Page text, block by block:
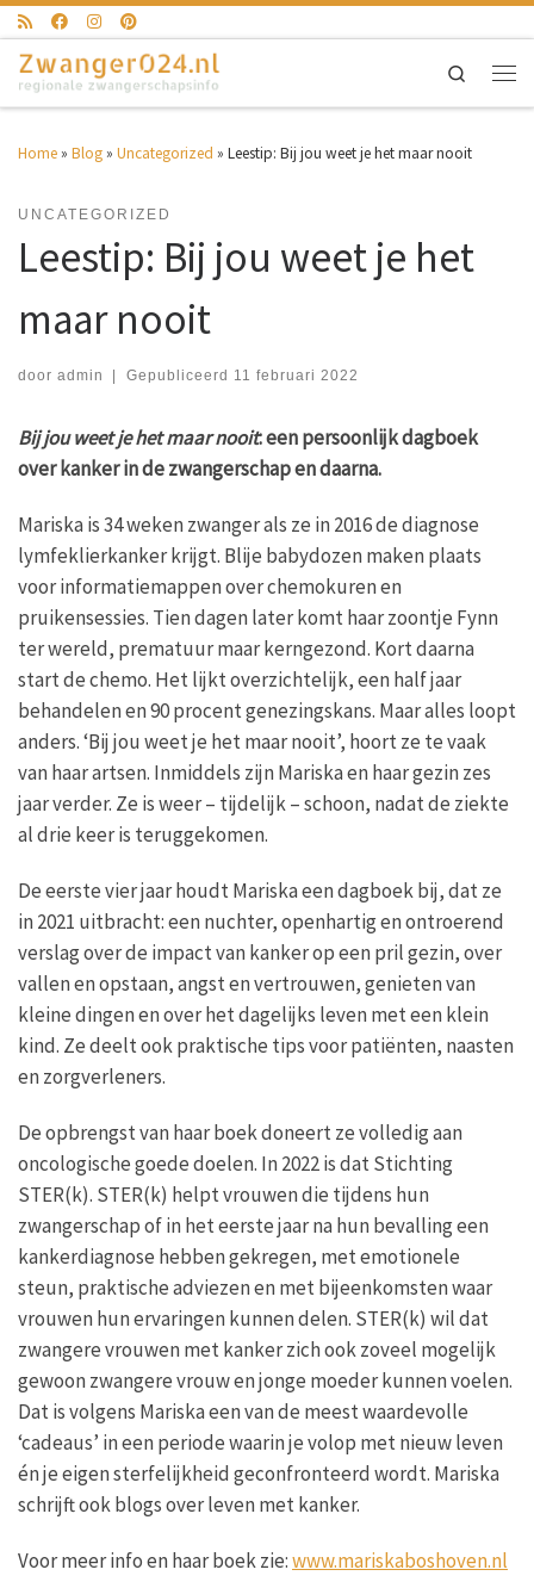
Ga naar inhoud
Search
Home » Blog » Uncategorized » Leestip: Bij jou weet je het maar nooit
UNCATEGORIZED
Leestip: Bij jou weet je het
maar nooit
door admin Gepubliceerd 11 februari 2022
Bij jou weet je het maar nooit: een persoonlijk dagboek
over kanker in de zwangerschap en daarna.
Mariska is 34 weken zwanger als ze in 2016 de diagnose
lymfeklierkanker krijgt. Blije babydozen maken plaats
voor informatiemappen over chemokuren en
pruikensessies. Tien dagen later komt haar zoontje Fynn
ter wereld, prematuur maar kerngezond. Kort daarna
start de chemo. Het lijkt overzichtelijk, een half jaar
behandelen en 90 procent genezingskans. Maar alles loopt
anders. ‘Bij jou weet je het maar nooit’, hoort ze te vaak
van haar artsen. Inmiddels zijn Mariska en haar gezin zes
jaar verder. Ze is weer – tijdelijk – schoon, nadat de ziekte
al drie keer is teruggekomen.
De eerste vier jaar houdt Mariska een dagboek bij, dat ze
in 2021 uitbracht: een nuchter, openhartig en ontroerend
verslag over de impact van kanker op een pril gezin, over
vallen en opstaan, angst en vertrouwen, genieten van
kleine dingen en over het dagelijks leven met een klein
kind. Ze deelt ook praktische tips voor patiënten, naasten
en zorgverleners.
De opbrengst van haar boek doneert ze volledig aan
oncologische goede doelen. In 2022 is dat Stichting
STER(k). STER(k) helpt vrouwen die tijdens hun
zwangerschap of in het eerste jaar na hun bevalling een
kankerdiagnose hebben gekregen, met emotionele
steun, praktische adviezen en met bijeenkomsten waar
vrouwen hun ervaringen kunnen delen. STER(k) wil dat
zwangere vrouwen met kanker zich ook zoveel mogelijk
gewoon zwangere vrouw en jonge moeder kunnen voelen.
Dat is volgens Mariska een van de meest waardevolle
‘cadeaus’ in een periode waarin je volop met nieuw leven
én je eigen sterfelijkheid geconfronteerd wordt. Mariska
schrijft ook blogs over leven met kanker.
Voor meer info en haar boek zie:www.mariskaboshoven.nl